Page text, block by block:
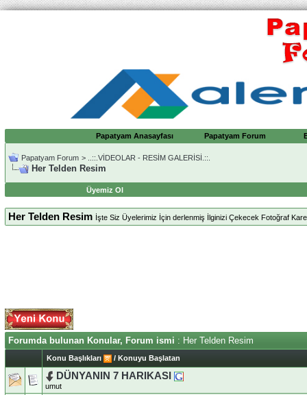
Papatyam Anasayfası Papatyam Forum
Papatyam Forum > ..::.VİDEOLAR - RESİM GALERİSİ.::.
Her Telden Resim
Üyemiz Ol
Her Telden Resim İşte Siz Üyelerimiz İçin derlenmiş İlginizi Çekecek Fotoğraf
Forumda bulunan Konular, Forum ismi : Her Telden Resim
Konu Başlıkları / Konuyu Başlatan
DÜNYANIN 7 HARIKASI
umut